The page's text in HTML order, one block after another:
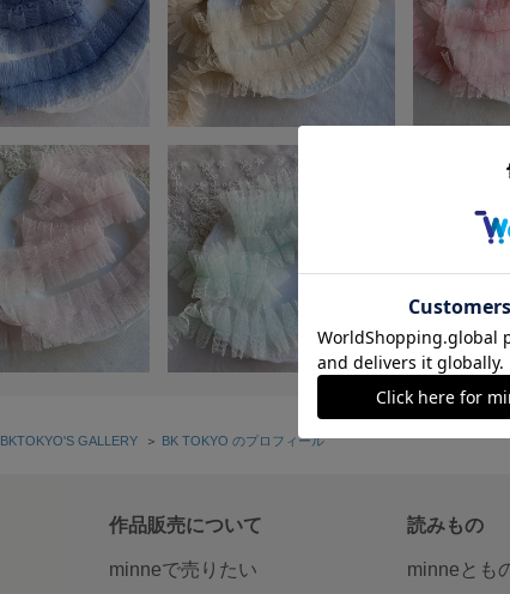
BKTOKYO'S GALLERY ＞ BK TOKYO のプロフィール
作品販売について
minneで売りたい
読みもの
minneとも